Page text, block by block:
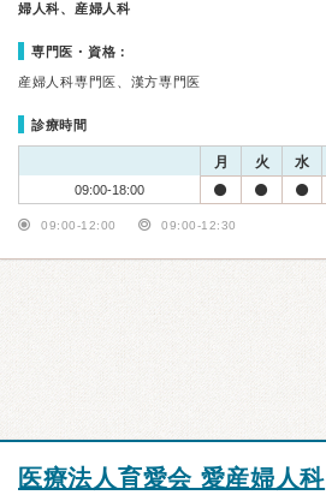
婦人科、産婦人科
専門医・資格：
産婦人科専門医、漢方専門医
診療時間
月 火 水
09:00-18:00
09:00-12:00 09:00-12:30
医療法人育愛会 愛産婦人科